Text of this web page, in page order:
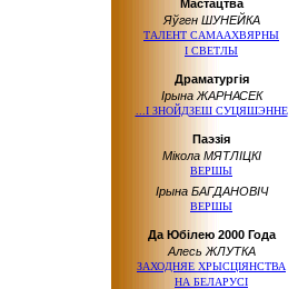
Мастацтва
Яўген ШУНЕЙКА
ТАЛЕНТ САМААХВЯРНЫ
І СВЕТЛЫ
Драматургія
Ірына ЖАРНАСЕК
...І ЗНОЙДЗЕШ СУЦЯШЭННЕ
Паэзія
Мікола МЯТЛІЦКІ
ВЕРШЫ
Ірына БАГДАНОВІЧ
ВЕРШЫ
Да Юбілею 2000 Года
Алесь ЖЛУТКА
ЗАХОДНЯЕ ХРЫСЦІЯНСТВА
НА БЕЛАРУСІ